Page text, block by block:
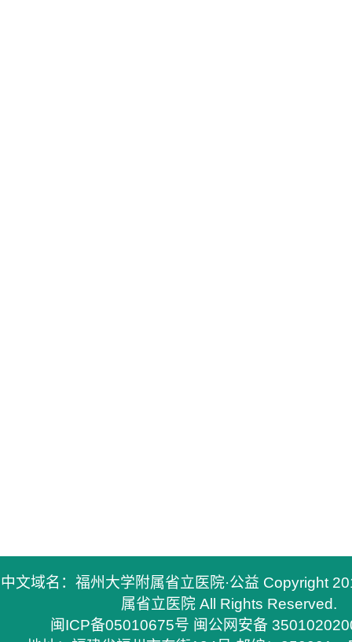
中文域名：福州大学附属省立医院·公益 Copyright
属省立医院 All Rights Reserved.
闽ICP备05010675号 闽公网安备